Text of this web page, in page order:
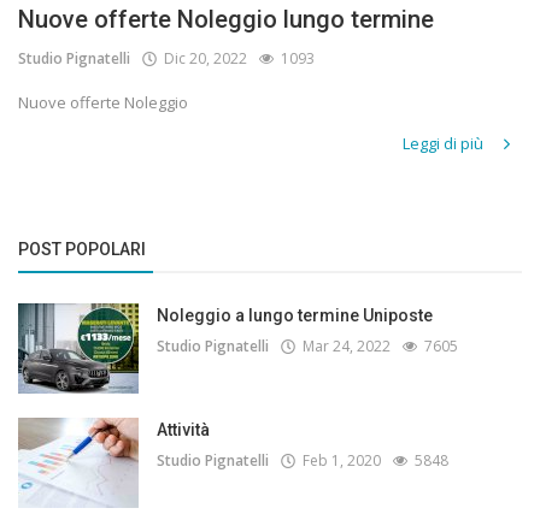
Nuove offerte Noleggio lungo termine
Studio Pignatelli Dic 20, 2022 1093
Nuove offerte Noleggio
Leggi di più
POST POPOLARI
Noleggio a lungo termine Uniposte
Studio Pignatelli Mar 24, 2022 7605
Attività
Studio Pignatelli Feb 1, 2020 5848